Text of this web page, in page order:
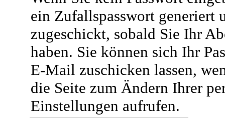
ein Zufallspasswort generiert
zugeschickt, sobald Sie Ihr
haben. Sie können sich Ihr
E-Mail zuschicken lassen,
die Seite zum Ändern Ihrer
Einstellungen aufrufen.